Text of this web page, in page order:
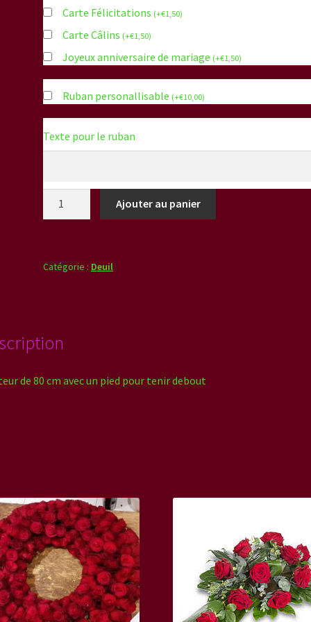
Carte Félicitations (+€1,50)
Carte Câlins (+€1,50)
Joyeux anniversaire de mariage (+€1,50)
Ruban personallisable (+€10,00)
Texte pour le ruban
sur
Ajouter au panier
Catégorie : Deuil
de 80 cm avec un pied pour tenir debout